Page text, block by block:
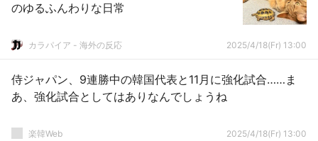
のゆるふんわりな日常
カラパイア - 海外の反応 2025/4/18(Fr) 13:00
侍ジャパン、9連勝中の韓国代表と11月に強化試合……ま
あ、強化試合としてはありなんでしょうね
楽韓Web 2025/4/18(Fr) 13:00